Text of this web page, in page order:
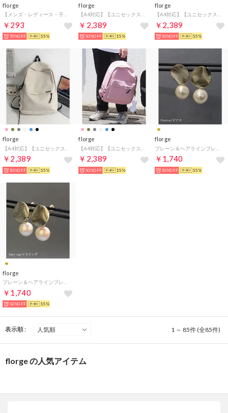
florge
￥293
70%OFF 15%
florge
￥2,389
50%OFF 15%
florge
￥2,389
50%OFF 15%
florge
￥2,389
50%OFF 15%
florge
￥2,389
50%OFF 15%
florge
￥1,740
50%OFF 15%
florge
￥1,740
50%OFF 15%
表示順 : 1 ～ 85件 (全85件)
florge の人気アイテム